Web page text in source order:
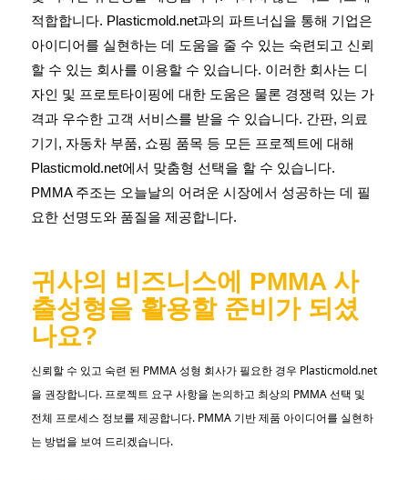
적합합니다. Plasticmold.net과의 파트너십을 통해 기업은
아이디어를 실현하는 데 도움을 줄 수 있는 숙련되고 신뢰
할 수 있는 회사를 이용할 수 있습니다. 이러한 회사는 디
자인 및 프로토타이핑에 대한 도움은 물론 경쟁력 있는 가
격과 우수한 고객 서비스를 받을 수 있습니다. 간판, 의료
기기, 자동차 부품, 쇼핑 품목 등 모든 프로젝트에 대해
Plasticmold.net에서 맞춤형 선택을 할 수 있습니다.
PMMA 주조는 오늘날의 어려운 시장에서 성공하는 데 필
요한 선명도와 품질을 제공합니다.
귀사의 비즈니스에 PMMA 사
출성형을 활용할 준비가 되셨
나요?
신뢰할 수 있고 숙련 된 PMMA 성형 회사가 필요한 경우 Plasticmold.net
을 권장합니다. 프로젝트 요구 사항을 논의하고 최상의 PMMA 선택 및
전체 프로세스 정보를 제공합니다. PMMA 기반 제품 아이디어를 실현하
는 방법을 보여 드리겠습니다.